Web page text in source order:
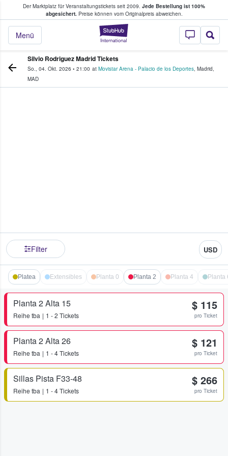
Der Marktplatz für Veranstaltungstickets seit 2009. Jede Bestellung ist 100%
abgesichert.Preise können vom Originalpreis abweichen.
StubHub - Wo
Menü
Tickets kaufen & verkaufen
Silvio Rodriguez Madrid Tickets
So., 04. Okt. 2026 • 21:00 at Movistar Arena - Palacio de los Deportes, Madrid,
MAD
Filter USD
Platea Extensibles Planta 0 Planta 2 Planta 4 Planta
Planta 2 Alta 15
Reihe tba 1 - 2 Tickets
$ 115
pro Ticket
Planta 2 Alta 26
Reihe tba 1 - 4 Tickets
$ 121
pro Ticket
Sillas Pista F33-48
Reihe tba 1 - 4 Tickets
$ 266
pro Ticket